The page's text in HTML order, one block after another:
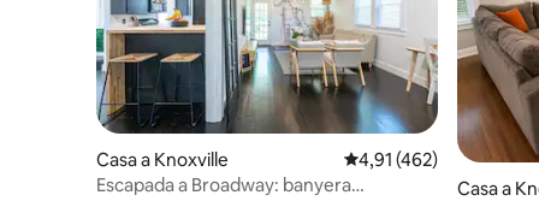
Casa a Knoxville 4,91 de puntuació
4,91 (462)
Escapada a Broadway: banyera
Casa a